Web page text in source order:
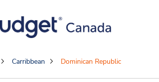
Carribbean Dominican Republic